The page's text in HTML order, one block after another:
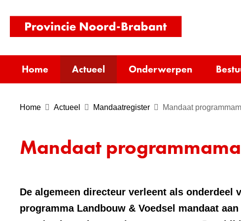
homepage)
Home Actueel Onderwerpen
Home Actueel Mandaatregister Mandaat
Mandaat
De algemeen directeur verleent als
programma Landbouw & Voedsel mandaat